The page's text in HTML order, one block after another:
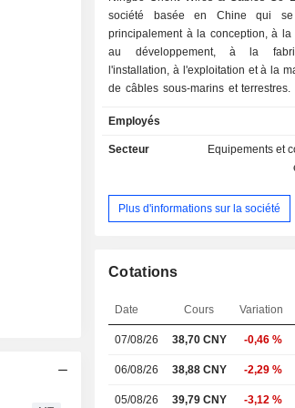
société basée en Chine qui se
principalement à la conception, à la
au développement, à la
l'installation, à l'exploitation et à la
de câbles sous-marins et terrestres.
systèmes de câbles terrestres, les
câbles sous-marins et l'ingénierie
produits comprennent
alternatif, des câbles sous-marins et
courant continu, des câbles
optique pour réseaux intelligents,
transport ferroviaire, des câbles
et des câbles de communication.
propose également quatre
très haute tension et les
Employés
Secteur
Equipements et
Plus d'informations sur la société
Cotations
Date Cours Variation
07/08/26 38,70CNY -0,46 %
06/08/26 38,88 CNY -2,29 %
05/08/26 39,79 CNY -3,12 %